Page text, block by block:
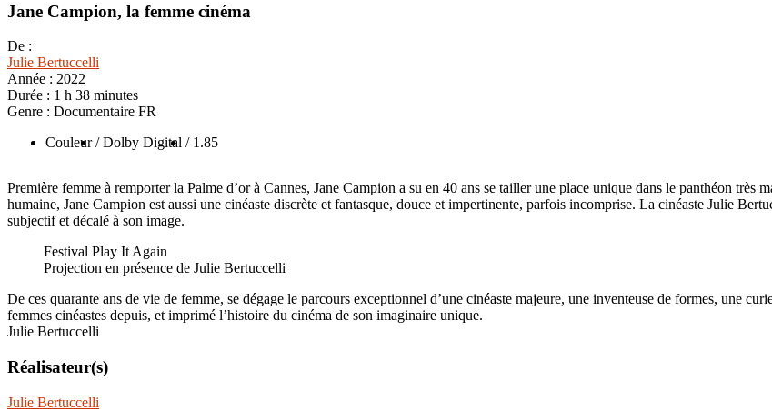
Jane Campion, la femme cinéma
De :
Julie Bertuccelli
Année : 2022
Durée : 1 h 38 minutes
Genre : Documentaire FR
Couleur / Dolby Digital / 1.85
Première femme à remporter la Palme d’or à Cannes, Jane Campion a su en 40 ans se tailler une place unique dans le panthéon très
humaine, Jane Campion est aussi une cinéaste discrète et fantasque, douce et impertinente, parfois incomprise. La cinéaste Julie
subjectif et décalé à son image.
Festival Play It Again
Projection en présence de Julie Bertuccelli
De ces quarante ans de vie de femme, se dégage le parcours exceptionnel d’une cinéaste majeure, une inventeuse de formes, une
femmes cinéastes depuis, et imprimé l’histoire du cinéma de son imaginaire unique.
Julie Bertuccelli
Réalisateur(s)
Julie Bertuccelli